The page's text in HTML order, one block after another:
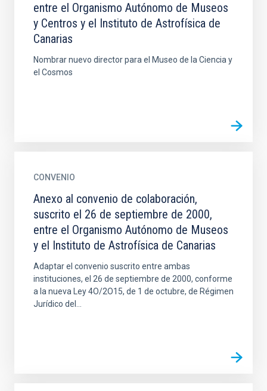
entre el Organismo Autónomo de Museos
y Centros y el Instituto de Astrofísica de
Canarias
Nombrar nuevo director para el Museo de la Ciencia y
el Cosmos
CONVENIO
Anexo al convenio de colaboración,
suscrito el 26 de septiembre de 2000,
entre el Organismo Autónomo de Museos
y el Instituto de Astrofísica de Canarias
Adaptar el convenio suscrito entre ambas
instituciones, el 26 de septiembre de 2000, conforme
a la nueva Ley 4O/2O15, de 1 de octubre, de Régimen
Jurídico del...